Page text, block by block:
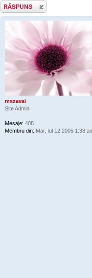
Răspunde
mszavai
Site Admin
Mesaje: 408
Membru din: Mar, Iul 12 2005 1:38